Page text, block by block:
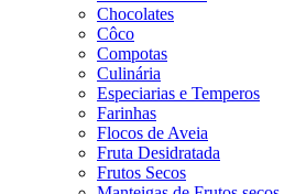
Chocolates
Côco
Compotas
Culinária
Especiarias e Temperos
Farinhas
Flocos de Aveia
Fruta Desidratada
Frutos Secos